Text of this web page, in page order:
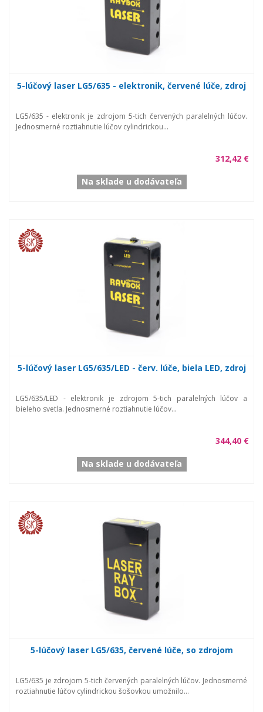
5-lúčový laser LG5/635 - elektronik, červené lúče, zdroj
LG5/635 - elektronik je zdrojom 5-tich červených paralelných lúčov.
Jednosmerné roztiahnutie lúčov cylindrickou...
312,42 €
Na sklade u dodávateľa
5-lúčový laser LG5/635/LED - červ. lúče, biela LED, zdroj
LG5/635/LED - elektronik je zdrojom 5-tich paralelných lúčov a
bieleho svetla. Jednosmerné roztiahnutie lúčov...
344,40 €
Na sklade u dodávateľa
5-lúčový laser LG5/635, červené lúče, so zdrojom
LG5/635 je zdrojom 5-tich červených paralelných lúčov. Jednosmerné
roztiahnutie lúčov cylindrickou šošovkou umožnilo...